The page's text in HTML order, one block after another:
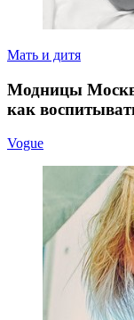
Мать и дитя
Модницы
как
Vogue